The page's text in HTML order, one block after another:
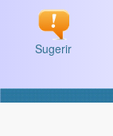
Sugerir